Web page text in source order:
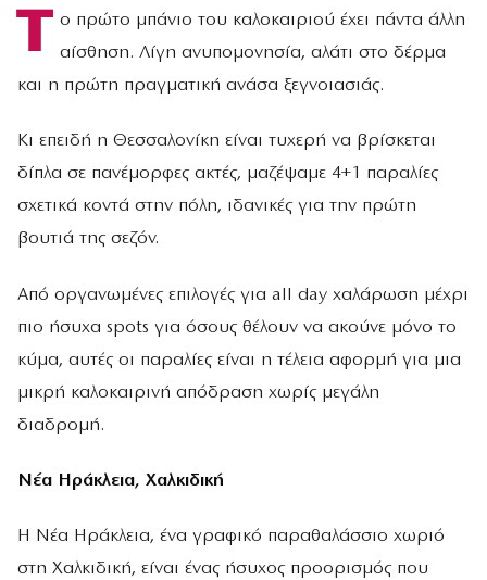
Τ ο πρώτο μπάνιο του καλοκαιριού έχει πάντα άλλη
αίσθηση. Λίγη ανυπομονησία, αλάτι στο δέρμα
και η πρώτη πραγματική ανάσα ξεγνοιασιάς.
Κι επειδή η Θεσσαλονίκη είναι τυχερή να βρίσκεται
δίπλα σε πανέμορφες ακτές, μαζέψαμε 4+1 παραλίες
σχετικά κοντά στην πόλη, ιδανικές για την πρώτη
βουτιά της σεζόν.
Από οργανωμένες επιλογές για all day χαλάρωση μέχρι
πιο ήσυχα spots για όσους θέλουν να ακούνε μόνο το
κύμα, αυτές οι παραλίες είναι η τέλεια αφορμή για μια
μικρή καλοκαιρινή απόδραση χωρίς μεγάλη
διαδρομή.
Νέα Ηράκλεια, Χαλκιδική
Η Νέα Ηράκλεια, ένα γραφικό παραθαλάσσιο χωριό
στη Χαλκιδική, είναι ένας ήσυχος προορισμός που